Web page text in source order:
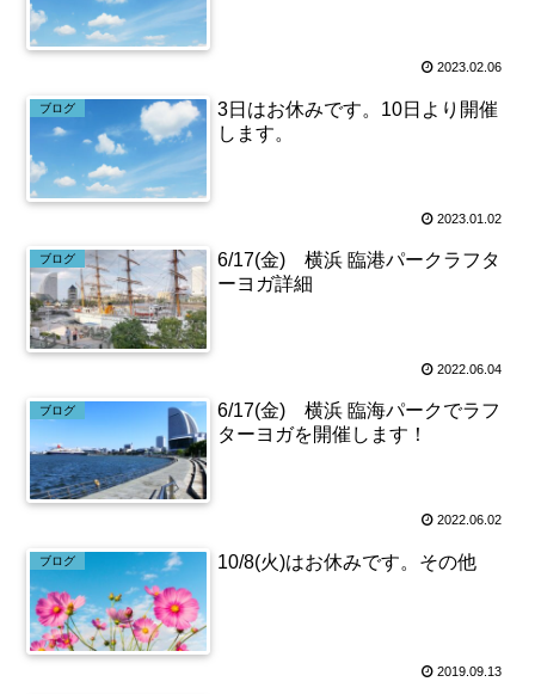
2023.02.06
ブログ
3日はお休みです。10日より開催
します。
2023.01.02
ブログ
6/17(金) 横浜 臨港パークラフタ
ーヨガ詳細
2022.06.04
ブログ
6/17(金) 横浜 臨海パークでラフ
ターヨガを開催します！
2022.06.02
ブログ 10/8(火)はお休みです。その他
2019.09.13